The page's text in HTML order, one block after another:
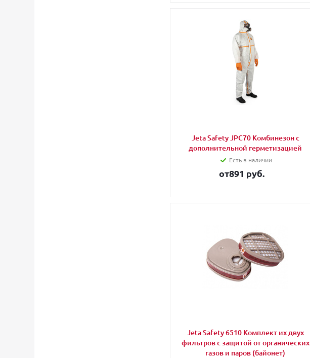
Jeta Safety JPC70 Комбинезон с
дополнительной герметизацией
Есть в наличии
от891 руб.
Jeta Safety 6510 Комплект их двух
фильтров с защитой от органических
газов и паров (байонет)